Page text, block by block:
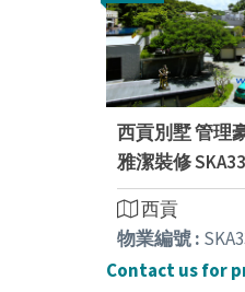
西貢別墅 管理
雅潔裝修
西貢
物業編號 :
Contact us for